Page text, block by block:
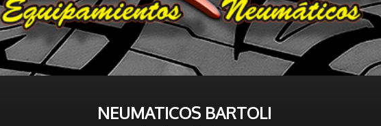
NEUMATICOS BARTOLI